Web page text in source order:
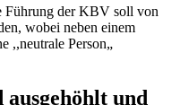
Führung der KBV soll von
wobei neben einem
,,neutrale Person„
und